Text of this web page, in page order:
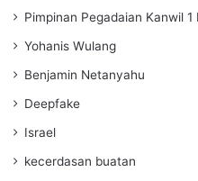
Pimpinan Pegadaian Kanwil 1
Yohanis Wulang
Benjamin Netanyahu
Deepfake
Israel
kecerdasan buatan